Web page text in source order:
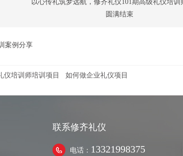
以心传礼筑梦远航，修齐礼仪101期高级礼仪培训
圆满结束
案例分享
仪培训师培训项目 如何做企业礼仪项目
联系修齐礼仪
电话： 13321998375